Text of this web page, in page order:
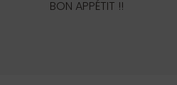
BON APPÉTIT !!